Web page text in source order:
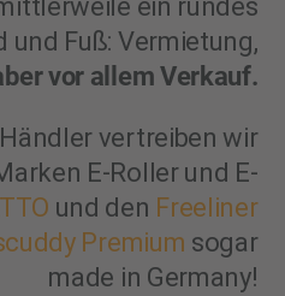
ein rundes
Fuß: Vermietung,
vor allem Verkauf.
vertreiben wir
E-Roller und E-
und den Freeliner
Premium sogar
made in Germany!